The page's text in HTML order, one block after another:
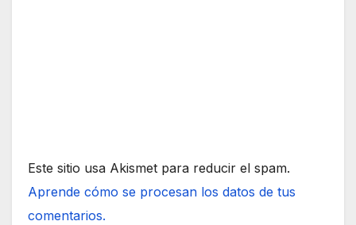
Este sitio usa Akismet para reducir el spam.
Aprende cómo se procesan los datos de tus
comentarios.